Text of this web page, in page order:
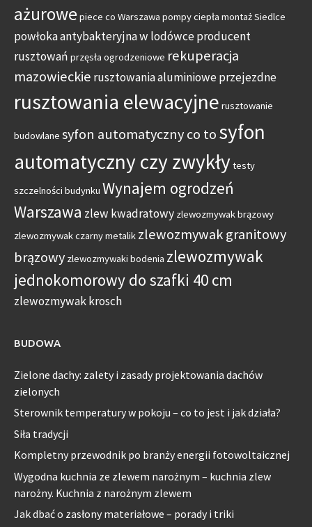
ażurowepiece co Warszawa pompy ciepła montaż Siedlce
powłoka antybakteryjna w lodówceproducent
rusztowań przęsła ogrodzeniowe rekuperacja
mazowieckie rusztowania aluminiowe przejezdne
rusztowania elewacyjne rusztowanie
budowlane syfon automatyczny co tosyfon
automatyczny czy zwykłytesty
szczelności budynku Wynajem ogrodzeń
Warszawa zlew kwadratowy zlewozmywak brązowy
zlewozmywak czarny metalik zlewozmywak granitowy
brązowy zlewozmywaki bodenia zlewozmywak
jednokomorowy do szafki 40 cm
zlewozmywak krosch
BUDOWA
Zielone dachy: zalety i zasady projektowania dachów
zielonych
Sterownik temperatury w pokoju – co to jest i jak działa?
Siła tradycji
Kompletny przewodnik po branży energii fotowoltaicznej
Wygodna kuchnia ze zlewem narożnym – kuchnia zlew
narożny. Kuchnia z narożnym zlewem
Jak dbać o zasłony materiałowe – porady i triki